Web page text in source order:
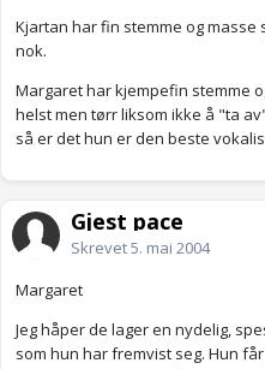
Kjartan har fin stemme og masse
nok.
Margaret har kjempefin stemme
helst men tørr liksom ikke å "ta
så er det hun er den beste
Gjest pace
Skrevet5. mai 2004
Margaret
Jeg håper de lager en nydelig,
som hun har fremvist seg. Hun